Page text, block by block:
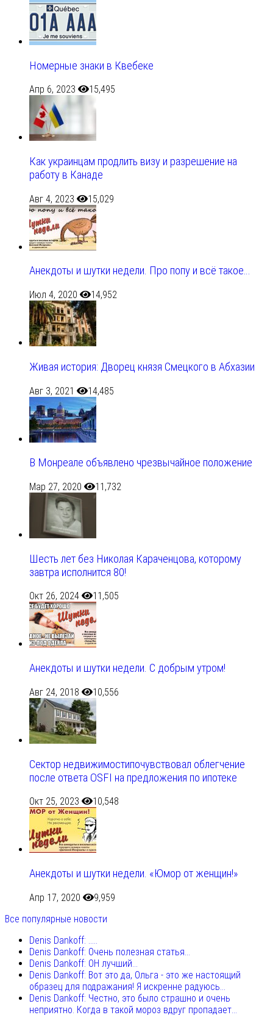
Номерные знаки в Квебеке
Апр 6, 2023 15,495
Как украинцам продлить визу и разрешение на
работу в Канаде
Авг 4, 2023 15,029
Анекдоты и шутки недели. Про попу и всё такое…
Июл 4, 2020 14,952
Живая история: Дворец князя Смецкого в Абхазии
Авг 3, 2021 14,485
В Монреале объявлено чрезвычайное положение
Мар 27, 2020 11,732
Шесть лет без Николая Караченцова, которому
завтра исполнится 80!
Окт 26, 2024 11,505
Анекдоты и шутки недели. С добрым утром!
Авг 24, 2018 10,556
Сектор недвижимостипочувствовал облегчение
после ответа OSFI на предложения по ипотеке
Окт 25, 2023 10,548
Анекдоты и шутки недели. «Юмор от женщин!»
Апр 17, 2020
9,959
Все популярные новости
Denis Dankoff: .....
Denis Dankoff: Очень полезная статья...
Denis Dankoff: ОН лучший...
Denis Dankoff: Вот это да, Ольга - это же настоящий
образец для подражания! Я искренне радуюсь...
Denis Dankoff: Честно, это было страшно и очень
неприятно. Когда в такой мороз вдруг пропадает...